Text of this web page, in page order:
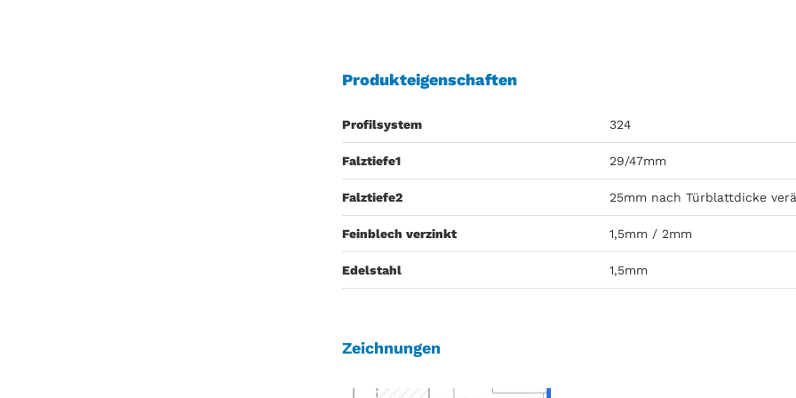
Produkteigenschaften
Profilsystem 324
Falztiefe1 29/47mm
Falztiefe2 25mm nach Türblattdicke
Feinblech verzinkt 1,5mm / 2mm
Edelstahl 1,5mm
Zeichnungen